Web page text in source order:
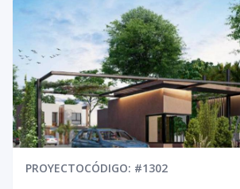
PROYECTOCÓDIGO: #1302